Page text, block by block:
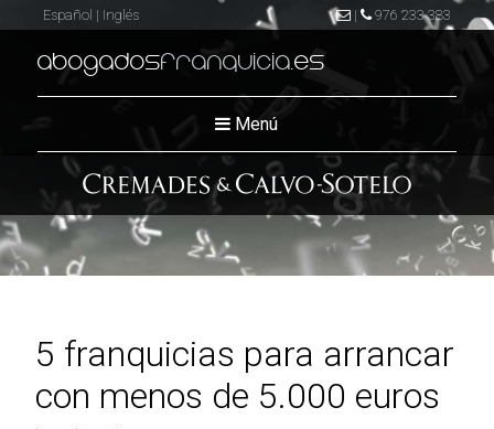
Español | Inglés | 976 233 383
abogadosfranquicia.es
Menú
5 franquicias para arrancar
con menos de 5.000 euros